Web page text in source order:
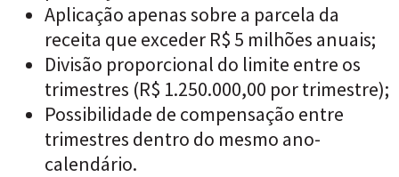
Aplicação apenas sobre a parcela da
receita que exceder R$ 5 milhões anuais;
Divisão proporcional do limite entre os
trimestres (R$ 1.250.000,00 por trimestre);
Possibilidade de compensação entre
trimestres dentro do mesmo ano-
calendário.